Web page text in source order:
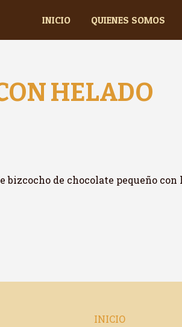
INICIO QUIENES SOMOS
HELADO
bizcocho de chocolate pequeño con
INICIO